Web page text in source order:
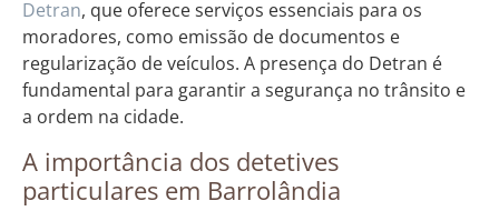
Detran, que oferece serviços essenciais para os
moradores, como emissão de documentos e
regularização de veículos. A presença do Detran é
fundamental para garantir a segurança no trânsito e
a ordem na cidade.
A importância dos detetives
particulares em Barrolândia